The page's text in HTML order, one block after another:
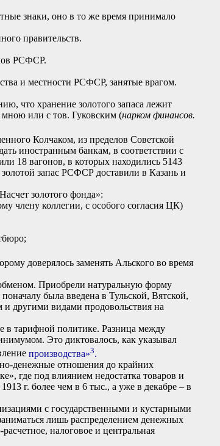
знаки, оно в то же время принимало
правительств.
РСФСР.
и местности РСФСР, занятые врагом.
что хранение золотого запаса лежит
или с тов. Гуковским (нарком финансов.
Колчаком, из пределов Советской
иностранным банкам, в соответствии с
18 вагонов, в которых находились 5143
запас РСФСР доставили в Казань и
золотого фонда»:
члену коллегии, с особого согласия ЦК)
доверялось заменять Альского во время
Приобрели натуральную форму
была введена в Тульской, Вятской,
и другими видами продовольствия на
в тарифной политике. Разница между
Это диктовалось, как указывал
производства»3.
денежные отношения до крайних
где под влиянием недостатка товаров и
г. более чем в 6 тыс., а уже в декабре – в
с государственными и кустарными
лишь распределением денежных
налоговое и центральная